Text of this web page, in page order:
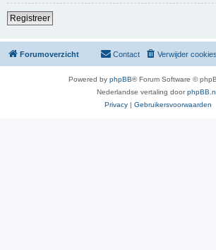
Registreer
Forumoverzicht Verwijder cookies
Contact
Powered by phpBB® Forum Software ©
Nederlandse vertaling door
Privacy | Gebruikersvoorwaarden